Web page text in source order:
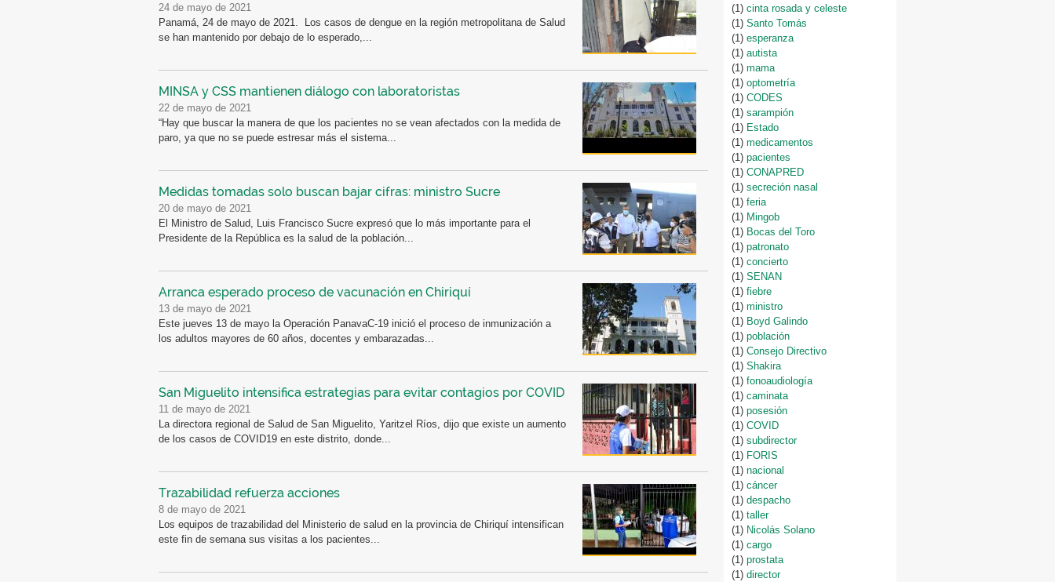
24 de mayo de 2021
Panamá, 24 de mayo de 2021. Los casos de dengue en la región metropolitana de Salud
se han mantenido por debajo de lo esperado,...
MINSA y CSS mantienen diálogo con laboratoristas
22 de mayo de 2021
“Hay que buscar la manera de que los pacientes no se vean afectados con la medida de
paro, ya que no se puede estresar más el sistema...
Medidas tomadas solo buscan bajar cifras: ministro Sucre
20 de mayo de 2021
El Ministro de Salud, Luis Francisco Sucre expresó que lo más importante para el
Presidente de la República es la salud de la población...
Arranca esperado proceso de vacunación en Chiriquí
13 de mayo de 2021
Este jueves 13 de mayo la Operación PanavaC-19 inició el proceso de inmunización a
los adultos mayores de 60 años, docentes y embarazadas...
San Miguelito intensifica estrategias para evitar contagios por COVID
11 de mayo de 2021
La directora regional de Salud de San Miguelito, Yaritzel Ríos, dijo que existe un aumento
de los casos de COVID19 en este distrito, donde...
Trazabilidad refuerza acciones
8 de mayo de 2021
Los equipos de trazabilidad del Ministerio de salud en la provincia de Chiriquí intensifican
este fin de semana sus visitas a los pacientes...
(1) cinta rosada y celeste
(1) Santo Tomás
(1) esperanza
(1) autista
(1) mama
(1) optometría
(1) CODES
(1) sarampión
(1) Estado
(1) medicamentos
(1) pacientes
(1) CONAPRED
(1) secreción nasal
(1) feria
(1) Mingob
(1) Bocas del Toro
(1) patronato
(1) concierto
(1) SENAN
(1) fiebre
(1) ministro
(1) Boyd Galindo
(1) población
(1) Consejo Directivo
(1) Shakira
(1) fonoaudiología
(1) caminata
(1) posesión
(1) COVID
(1) subdirector
(1) FORIS
(1) nacional
(1) cáncer
(1) despacho
(1) taller
(1) Nicolás Solano
(1) cargo
(1) prostata
(1) director